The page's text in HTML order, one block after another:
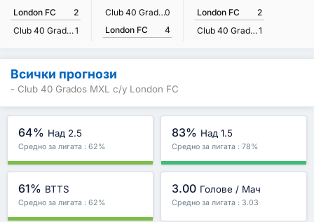
London FC
2
Club 40 Grados MXL1
Club 40 Grados MXL0
London FC
4
London FC
2
Club 40 Grados MXL1
Всички прогнози
- Club 40 Grados MXL с/у London FC
64% Над 2.5
Средно за лигата : 62%
83% Над 1.5
Средно за лигата : 78%
61% BTTS
Средно за лигата : 62%
3.00 Голове / Мач
Средно за лигата : 3.03